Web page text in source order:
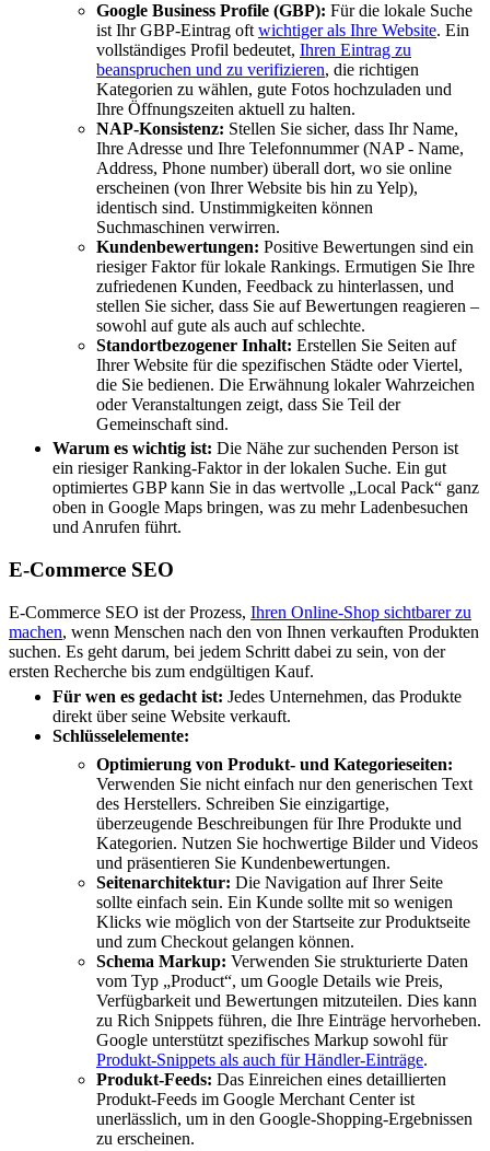
Google Business Profile (GBP): Für die lokale Suche
ist Ihr GBP-Eintrag oft wichtiger als Ihre Website. Ein
vollständiges Profil bedeutet, Ihren Eintrag zu
beanspruchen und zu verifizieren, die richtigen
Kategorien zu wählen, gute Fotos hochzuladen und
Ihre Öffnungszeiten aktuell zu halten.
NAP-Konsistenz: Stellen Sie sicher, dass Ihr Name,
Ihre Adresse und Ihre Telefonnummer (NAP - Name,
Address, Phone number) überall dort, wo sie online
erscheinen (von Ihrer Website bis hin zu Yelp),
identisch sind. Unstimmigkeiten können
Suchmaschinen verwirren.
Kundenbewertungen: Positive Bewertungen sind ein
riesiger Faktor für lokale Rankings. Ermutigen Sie Ihre
zufriedenen Kunden, Feedback zu hinterlassen, und
stellen Sie sicher, dass Sie auf Bewertungen reagieren –
sowohl auf gute als auch auf schlechte.
Standortbezogener Inhalt: Erstellen Sie Seiten auf
Ihrer Website für die spezifischen Städte oder Viertel,
die Sie bedienen. Die Erwähnung lokaler Wahrzeichen
oder Veranstaltungen zeigt, dass Sie Teil der
Gemeinschaft sind.
Warum es wichtig ist: Die Nähe zur suchenden Person ist
ein riesiger Ranking-Faktor in der lokalen Suche. Ein gut
optimiertes GBP kann Sie in das wertvolle „Local Pack“ ganz
oben in Google Maps bringen, was zu mehr Ladenbesuchen
und Anrufen führt.
E-Commerce SEO
E-Commerce SEO ist der Prozess, Ihren Online-Shop sichtbarer zu
machen, wenn Menschen nach den von Ihnen verkauften Produkten
suchen. Es geht darum, bei jedem Schritt dabei zu sein, von der
ersten Recherche bis zum endgültigen Kauf.
Für wen es gedacht ist: Jedes Unternehmen, das Produkte
direkt über seine Website verkauft.
Schlüsselelemente:
Optimierung von Produkt- und Kategorieseiten:
Verwenden Sie nicht einfach nur den generischen Text
des Herstellers. Schreiben Sie einzigartige,
überzeugende Beschreibungen für Ihre Produkte und
Kategorien. Nutzen Sie hochwertige Bilder und Videos
und präsentieren Sie Kundenbewertungen.
Seitenarchitektur: Die Navigation auf Ihrer Seite
sollte einfach sein. Ein Kunde sollte mit so wenigen
Klicks wie möglich von der Startseite zur Produktseite
und zum Checkout gelangen können.
Schema Markup: Verwenden Sie strukturierte Daten
vom Typ „Product“, um Google Details wie Preis,
Verfügbarkeit und Bewertungen mitzuteilen. Dies kann
zu Rich Snippets führen, die Ihre Einträge hervorheben.
Google unterstützt spezifisches Markup sowohl für
Produkt-Snippets als auch für Händler-Einträge.
Produkt-Feeds: Das Einreichen eines detaillierten
Produkt-Feeds im Google Merchant Center ist
unerlässlich, um in den Google-Shopping-Ergebnissen
zu erscheinen.